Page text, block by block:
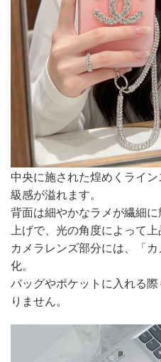
中央に施された煌めくライ
級感が溢れます。
背面は細やかなラメが繊細
上げで、光の角度によって
カメラレンズ部分には、「
化。
バッグやポケットに入れる
りません。